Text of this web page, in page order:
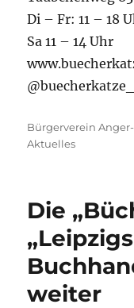
Di – Fr: 11 – 18
Sa 11 – 14 Uhr
Autor
Bürgerverein
Aktuelles
Die
weiter